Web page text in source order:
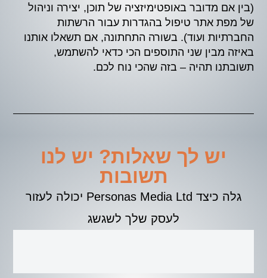
(בין אם מדובר באופטימיזציה של תוכן, יצירה וניהול
של מפת אתר טיפול בהגדרות עבור הרשתות
החברתיות ועוד). בשורה התחתונה, אם תשאלו אותנו
באיזה מבין שני התוספים הכי כדאי להשתמש,
תשובתנו תהיה – בזה שהכי נוח לכם.
יש לך שאלות? יש לנו
תשובות
גלה כיצד Personas Media Ltd יכולה לעזור
לעסק שלך לשגשג